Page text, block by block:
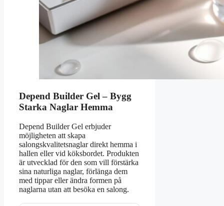
Depend Builder Gel – Bygg
Starka Naglar Hemma
Depend Builder Gel erbjuder
möjligheten att skapa
salongskvalitetsnaglar direkt hemma i
hallen eller vid köksbordet. Produkten
är utvecklad för den som vill förstärka
sina naturliga naglar, förlänga dem
med tippar eller ändra formen på
naglarna utan att besöka en salong.